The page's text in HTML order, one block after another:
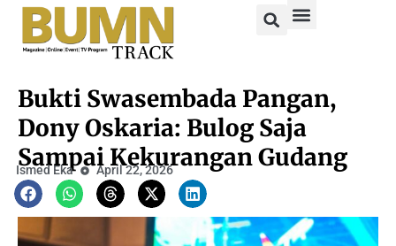
Bukti Swasembada Pangan,
Dony Oskaria: Bulog Saja
Sampai Kekurangan Gudang
Ismed Eka April 22, 2026